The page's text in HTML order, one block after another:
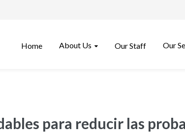
Home About Us Our Staff Our
para reducir las